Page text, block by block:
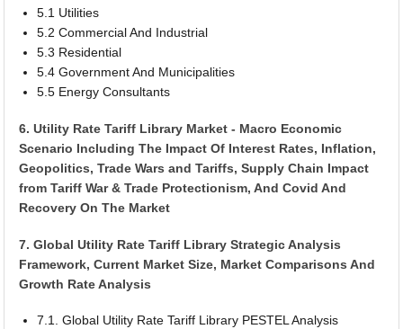
5.1 Utilities
5.2 Commercial And Industrial
5.3 Residential
5.4 Government And Municipalities
5.5 Energy Consultants
6. Utility Rate Tariff Library Market - Macro Economic
Scenario Including The Impact Of Interest Rates, Inflation,
Geopolitics, Trade Wars and Tariffs, Supply Chain Impact
from Tariff War & Trade Protectionism, And Covid And
Recovery On The Market
7. Global Utility Rate Tariff Library Strategic Analysis
Framework, Current Market Size, Market Comparisons And
Growth Rate Analysis
7.1. Global Utility Rate Tariff Library PESTEL Analysis